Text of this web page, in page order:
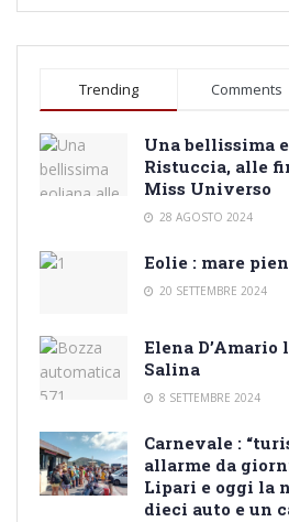
Trending Comments
Una bellissima
Ristuccia, alle
Miss Universo
28 AGOSTO 2024
Eolie : mare
20 SETTEMBRE 2024
Elena
Salina
8 SETTEMBRE 2024
Carnevale :
allarme da
Lipari e oggi la
dieci auto e un